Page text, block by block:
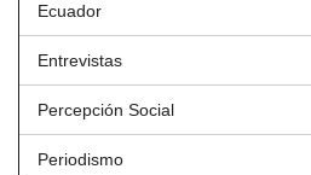
Ecuador
Entrevistas
Percepción Social
Periodismo